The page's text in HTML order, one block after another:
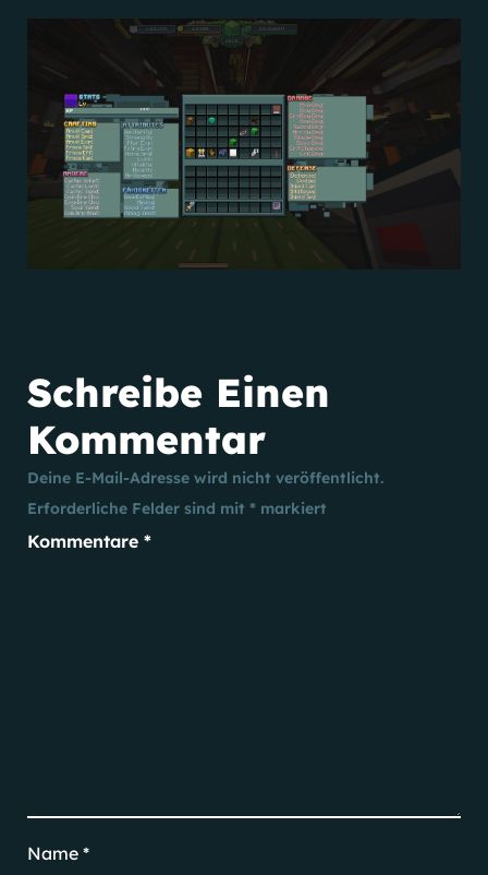
Schreibe Einen
Kommentar
Deine E-Mail-Adresse wird nicht veröffentlicht.
Erforderliche Felder sind mit * markiert
Kommentare *
Name *